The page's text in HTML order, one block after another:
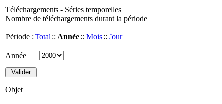
Téléchargements - Séries temporelles
Nombre de téléchargements durant la période
Période :Total :: Année:: Mois:: Jour
Année
Objet